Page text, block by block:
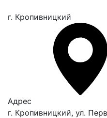
г. Кропивницкий
Адрес
г. Кропивницкий, ул.